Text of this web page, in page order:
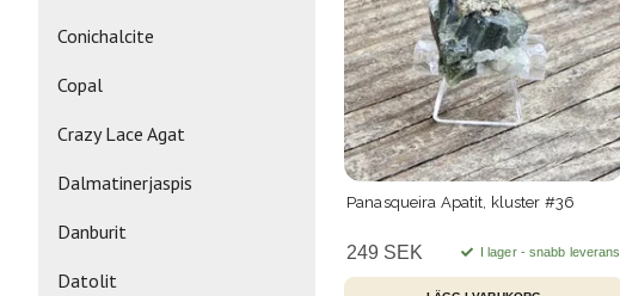
Conichalcite
Copal
Crazy Lace Agat
Dalmatinerjaspis
Danburit
Datolit
Panasqueira Apatit, kluster #36
249 SEK I lager - snabb leverans